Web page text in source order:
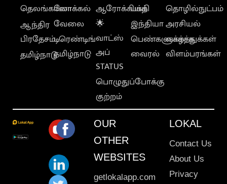
தெலங்கானா
ஆந்திர
பிரதேசம்
தமிழ்நாடு
லோக்கல்
வேலை
டிரெண்டிங்
தமிழ்நாடு
ஆரோக்கியம்
🌟
வாட்ஸ்
அப்
STATUS
பொழுதுப்போக்கு
குற்றம்
பக்தி
இந்தியா
பெண்களுக்காக
வைரல்
தொழில்நுட்பம்
அரசியல்
வாழ்த்துக்கள்
விளம்பரங்கள்
OUR
OTHER
WEBSITES
getlokalapp.com
LOKAL
Contact Us
About Us
Privacy